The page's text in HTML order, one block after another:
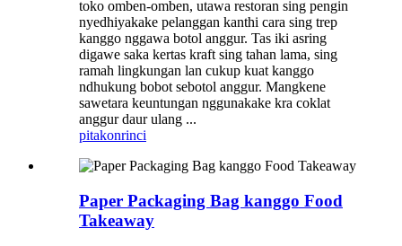
toko omben-omben, utawa restoran sing pengin
nyedhiyakake pelanggan kanthi cara sing trep
kanggo nggawa botol anggur. Tas iki asring
digawe saka kertas kraft sing tahan lama, sing
ramah lingkungan lan cukup kuat kanggo
ndhukung bobot sebotol anggur. Mangkene
sawetara keuntungan nggunakake kra coklat
anggur daur ulang ...
pitakonrinci
Paper Packaging Bag kanggo Food
Takeaway